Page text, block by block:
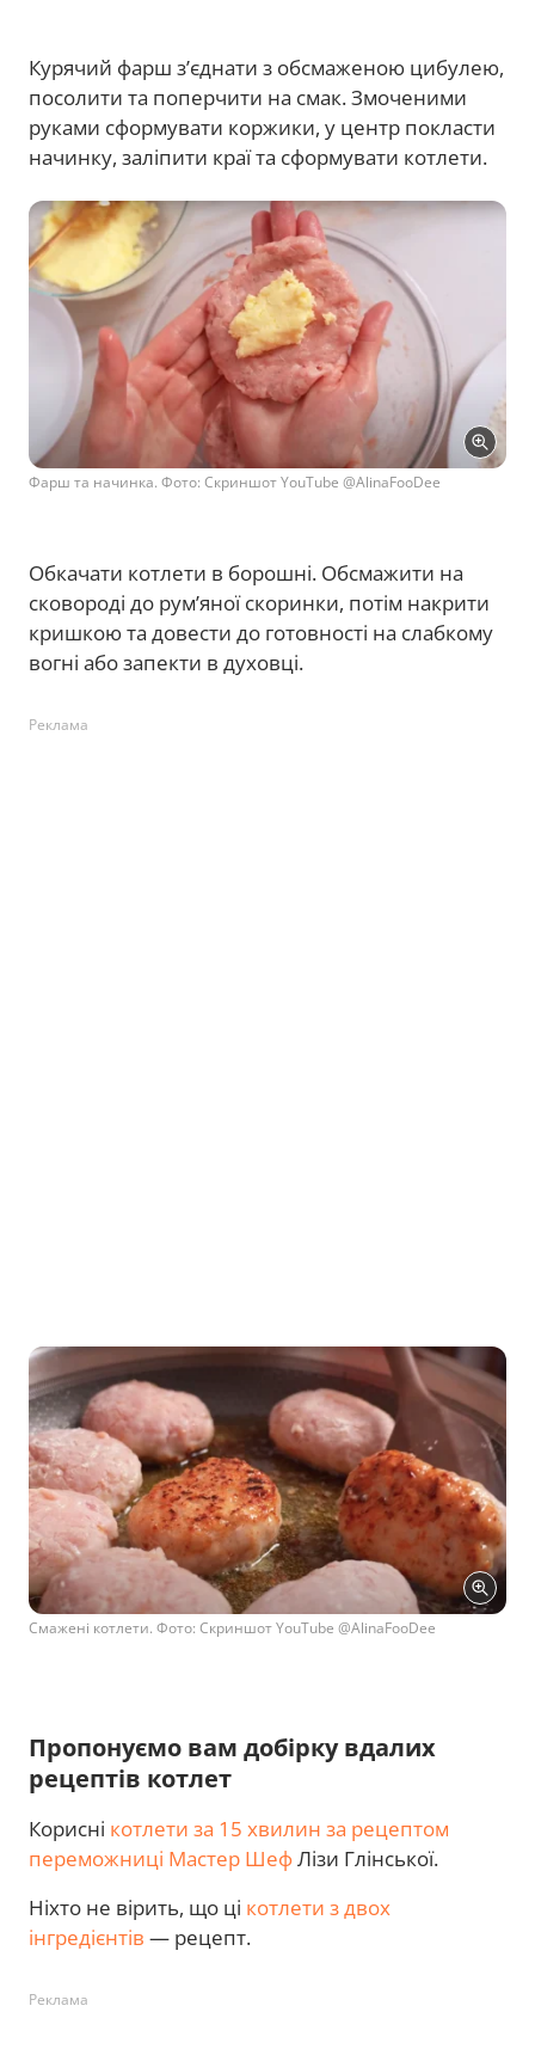
Курячий фарш з’єднати з обсмаженою цибулею,
посолити та поперчити на смак. Змоченими
руками сформувати коржики, у центр покласти
начинку, заліпити краї та сформувати котлети.
Фарш та начинка. Фото: Скриншот YouTube @AlinaFooDee
Обкачати котлети в борошні. Обсмажити на
сковороді до рум’яної скоринки, потім накрити
кришкою та довести до готовності на слабкому
вогні або запекти в духовці.
Реклама
Смажені котлети. Фото: Скриншот YouTube @AlinaFooDee
Пропонуємо вам добірку вдалих
рецептів котлет
Корисні котлети за 15 хвилин за рецептом
переможниці Мастер ШефЛізи Глінської.
Ніхто не вірить, що ці котлети з двох
інгредієнтів — рецепт.
Реклама